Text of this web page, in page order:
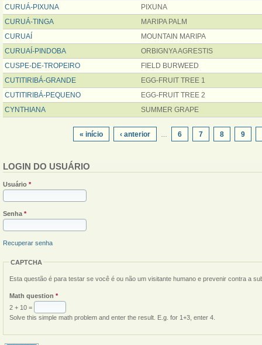
CURUÁ-PIXUNA
PIXUNA
CURUÁ-TINGA
MARIPA PALM
CURUAÍ
MOUNTAIN MARIPA
CURUAÍ-PINDOBA
ORBIGNYA AGRESTIS
CUSPE-DE-TROPEIRO
FIELD BURWEED
CUTITIRIBÁ-GRANDE
EGG-FRUIT TREE 1
CUTITIRIBÁ-PEQUENO
EGG-FRUIT TREE 2
CYNTHIANA
SUMMER GRAPE
« início ‹ anterior 6 7 8 9
LOGIN DO USUÁRIO
Usuário *
Senha *
Recuperar senha
CAPTCHA
Esta questão é para testar se você é ou não um visitante humano e prevenir contra a
Math question *
2 + 10 =
Solve this simple math problem and enter the result. E.g. for 1+3, enter 4.